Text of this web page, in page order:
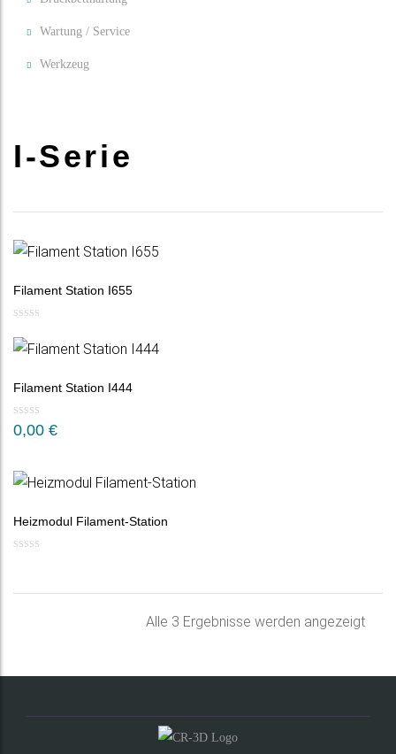
Wartung / Service
Werkzeug
I-Serie
Filament Station I655
Filament Station I444
0,00 €
Heizmodul Filament-Station
Alle 3 Ergebnisse werden angezeigtNach